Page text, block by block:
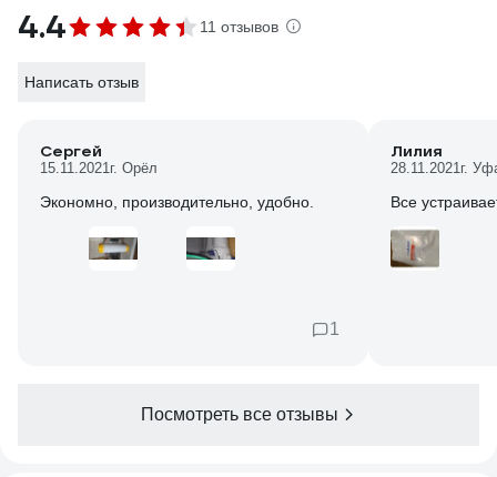
4.4 11 отзывов
Написать отзыв
Сергей
15.11.2021г. Орёл
Экономно, производительно, удобно.
1
Лилия
28.11.2021г.
Все
Посмотреть все отзывы